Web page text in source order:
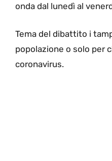
onda dal lunedì al
Tema del dibattito i
popolazione o solo per
coronavirus.